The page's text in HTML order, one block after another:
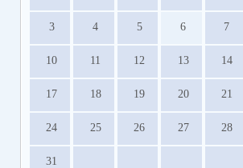
3 4 5 6 7
10 11 12 13 14
17 18 19 20 21
24 25 26 27 28
31